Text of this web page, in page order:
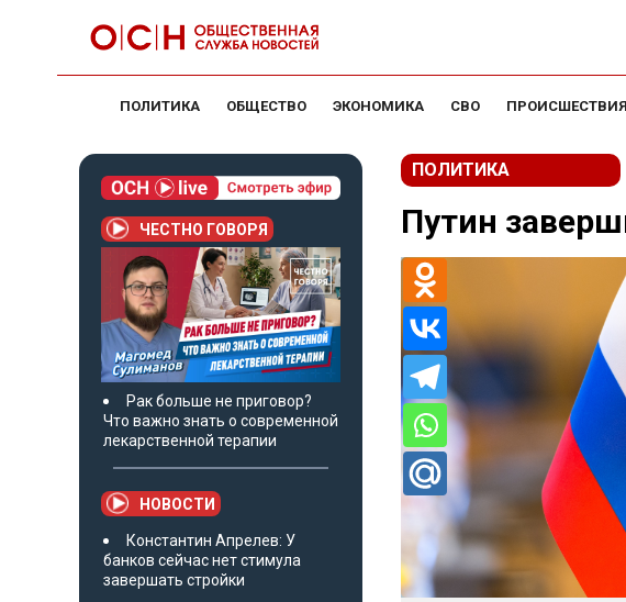
ПОЛИТИКА ОБЩЕСТВО ЭКОНОМИКА СВО ПРОИСШЕСТВИЯ
ЧЕСТНО ГОВОРЯ
Рак больше не приговор?
Что важно знать о современной
лекарственной терапии
НОВОСТИ
Константин Апрелев: У
банков сейчас нет стимула
завершать стройки
ПОЛИТИКА
Путин